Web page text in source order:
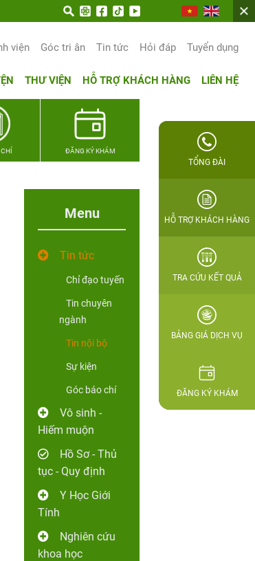
viện Góc tri ân Tin tức Hỏi đáp Tuyển dụng
THƯ VIỆN HỖ TRỢ KHÁCH HÀNG LIÊN HỆ
ĐĂNG KÝ KHÁM
Menu
Tin tức
Chỉ đạo tuyến
Tin chuyên
ngành
Tin nội bộ
Sự kiện
Góc báo chí
Vô sinh -
Hiếm muộn
Hồ Sơ - Thủ
tục - Quy định
Y Học Giới
Tính
Nghiên cứu
khoa học
TỔNG ĐÀI
HỖ TRỢ KHÁCH HÀNG
TRA CỨU KẾT QUẢ
BẢNG GIÁ DỊCH VỤ
ĐĂNG KÝ KHÁM